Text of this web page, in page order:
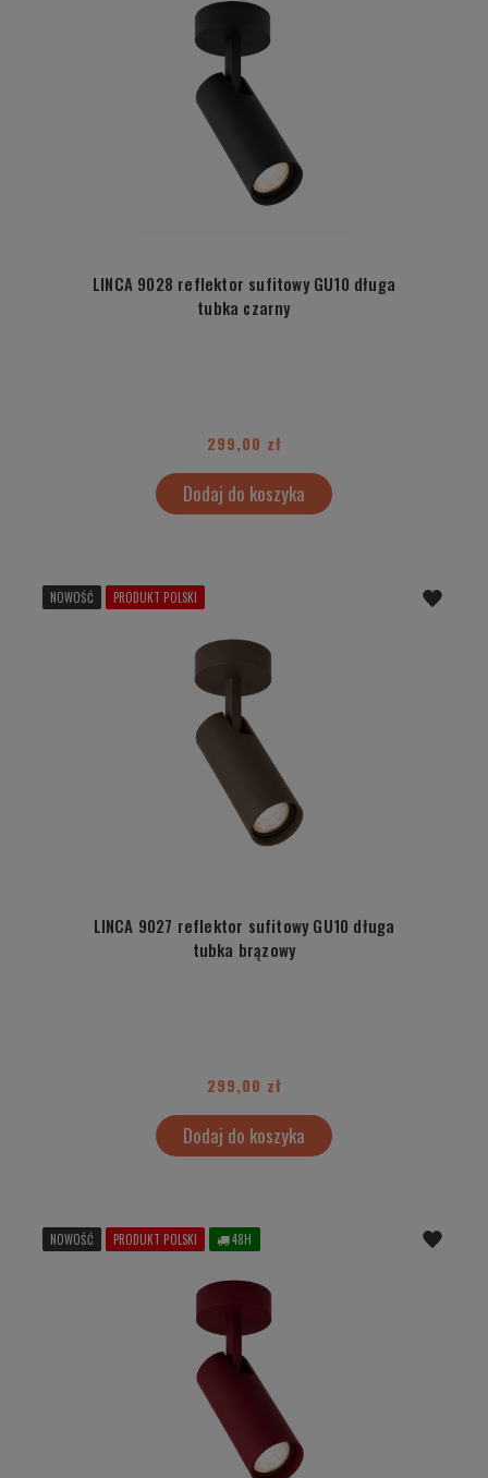
LINCA 9028 reflektor sufitowy GU10 długa
tubka czarny
299,00 zł
Dodaj do koszyka
LINCA 9027 reflektor sufitowy GU10 długa
tubka brązowy
299,00 zł
Dodaj do koszyka
NOWOŚĆ PRODUKT POLSKI
NOWOŚĆ PRODUKT POLSKI 48H